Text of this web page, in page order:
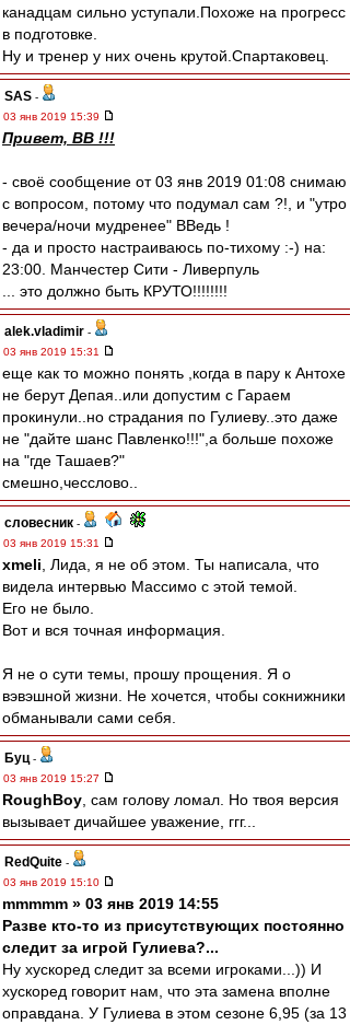
канадцам сильно уступали.Похоже на прогресс
в подготовке.
Ну и тренер у них очень крутой.Спартаковец.
SAS -
03 янв 2019 15:39
Привет, ВВ !!!
- своё сообщение от 03 янв 2019 01:08 снимаю
с вопросом, потому что подумал сам ?!, и "утро
вечера/ночи мудренее" ВВедь !
- да и просто настраиваюсь по-тихому :-) на:
23:00. Манчестер Сити - Ливерпуль
... это должно быть КРУТО!!!!!!!!
alek.vladimir -
03 янв 2019 15:31
еще как то можно понять ,когда в пару к Антохе
не берут Депая..или допустим с Гараем
прокинули..но страдания по Гулиеву..это даже
не "дайте шанс Павленко!!!",а больше похоже
на "где Ташаев?"
смешно,чесслово..
словесник -
03 янв 2019 15:31
xmeli , Лида, я не об этом. Ты написала, что
видела интервью Массимо с этой темой.
Его не было.
Вот и вся точная информация.
Я не о сути темы, прошу прощения. Я о
вэвэшной жизни. Не хочется, чтобы сокнижники
обманывали сами себя.
Буц -
03 янв 2019 15:27
RoughBoy , сам голову ломал. Но твоя версия
вызывает дичайшее уважение, ггг...
RedQuite -
03 янв 2019 15:10
mmmmm » 03 янв 2019 14:55
Разве кто-то из присутствующих постоянно
следит за игрой Гулиева?...
Ну хускоред следит за всеми игроками...)) И
хускоред говорит нам, что эта замена вполне
оправдана. У Гулиева в этом сезоне 6,95 (за 13